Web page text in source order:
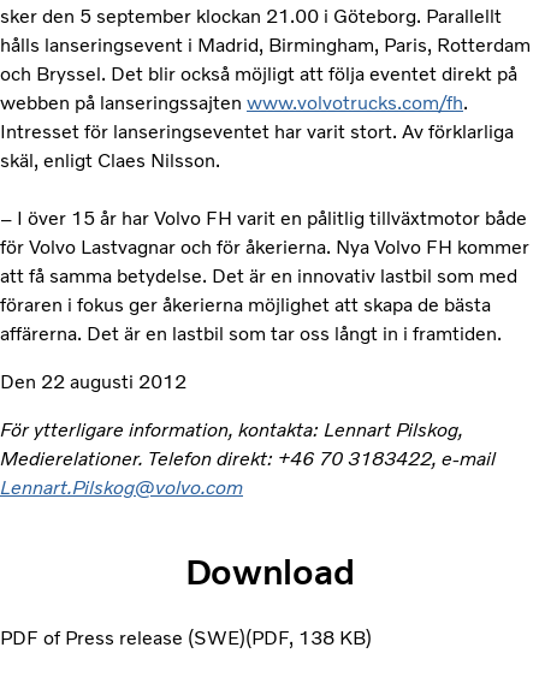
sker den 5 september klockan 21.00 i Göteborg. Parallellt
hålls lanseringsevent i Madrid, Birmingham, Paris, Rotterdam
och Bryssel. Det blir också möjligt att följa eventet direkt på
webben på lanseringssajten www.volvotrucks.com/fh.
Intresset för lanseringseventet har varit stort. Av förklarliga
skäl, enligt Claes Nilsson.
– I över 15 år har Volvo FH varit en pålitlig tillväxtmotor både
för Volvo Lastvagnar och för åkerierna. Nya Volvo FH kommer
att få samma betydelse. Det är en innovativ lastbil som med
föraren i fokus ger åkerierna möjlighet att skapa de bästa
affärerna. Det är en lastbil som tar oss långt in i framtiden.
Den 22 augusti 2012
För ytterligare information, kontakta: Lennart Pilskog,
Medierelationer. Telefon direkt: +46 70 3183422, e-mail
Lennart.Pilskog@volvo.com
Download
PDF of Press release (SWE) PDF 138 KB